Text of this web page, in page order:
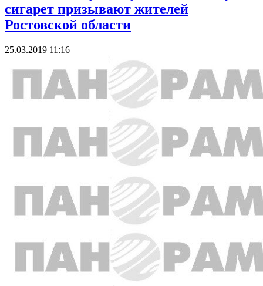
сигарет призывают жителей
Ростовской области
25.03.2019 11:16